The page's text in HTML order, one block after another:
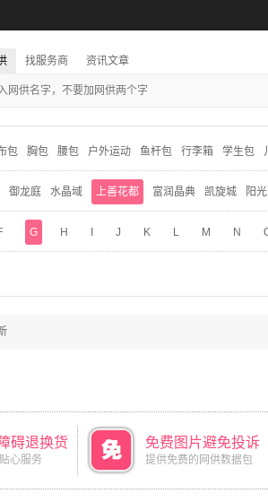
找服务商 资讯文章
包 胸包 腰包 户外运动 鱼杆包 行李箱 学生包
御龙庭 水晶域 上善花都 富润晶典 凯旋城 阳
G H J K L M N
碍退换货
心服务
免费图片避免投诉
提供免费的网供数据包